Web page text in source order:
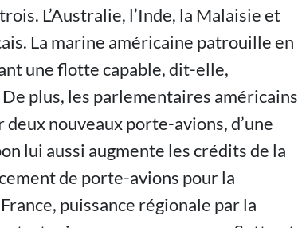
L’Australie, l’Inde, la Malaisie et
La marine américaine patrouille en
une flotte capable, dit-elle,
plus, les parlementaires américains
nouveaux porte-avions, d’une
lui aussi augmente les crédits de la
de porte-avions pour la
puissance régionale par la